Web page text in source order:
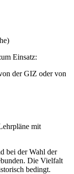
Einsatz:
der GIZ oder von
mit
bei der Wahl der
Die Vielfalt
bedingt.